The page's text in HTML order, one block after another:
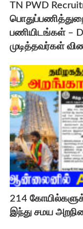
TN PWD
பணியிடங்கள் –
முடித்தவர்கள்
214
இந்து சமய